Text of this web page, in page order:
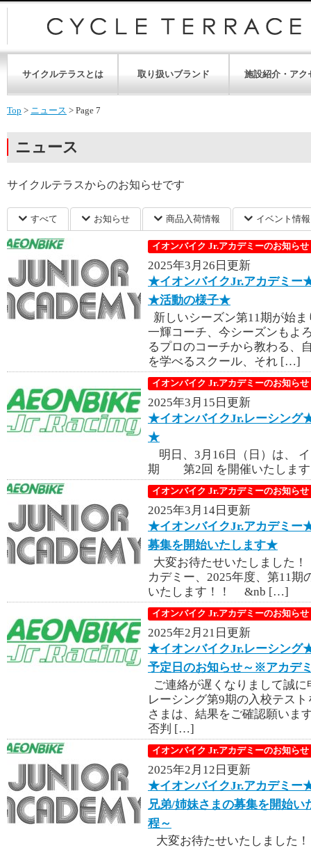
サイクルテラスとは 取り扱いブランド 施設紹介・アク
Top > ニュース > Page 7
ニュース
サイクルテラスからのお知らせです
すべて お知らせ 商品入荷情報 イベント情報
イオンバイク Jr.アカデミーのお知らせ
2025年3月26日更新
★イオンバイクJr.アカデミー
★活動の様子★
新しいシーズン第11期が始
一輝コーチ、今シーズンもよ
るプロのコーチから教わる、
を学べるスクール、それ […]
イオンバイク Jr.アカデミーのお知らせ
2025年3月15日更新
★イオンバイクJr.レーシン
★
明日、3月16日（日）は、
期 第2回 を開催いたし
イオンバイク Jr.アカデミーのお知らせ
2025年3月14日更新
★イオンバイクJr.アカデミー
募集を開始いたします★
大変お待たせいたしました
カデミー、2025年度、第11期
いたします！！ &nb […]
イオンバイク Jr.アカデミーのお知らせ
2025年2月21日更新
★イオンバイクJr.レーシン
予定日のお知らせ～※アカデ
ご連絡が遅くなりまして誠
レーシング第9期の入校テス
さまは、結果をご確認願いま
否判 […]
イオンバイク Jr.アカデミーのお知らせ
2025年2月12日更新
★イオンバイクJr.アカデミ
兄弟/姉妹さまの募集を開始
程～
大変お待たせいたしました